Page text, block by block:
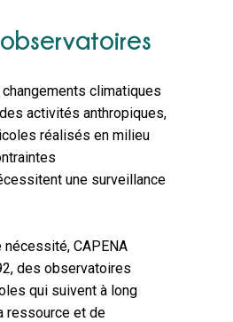
climatiques
activités anthropiques,
réalisés en milieu
une surveillance
CAPENA
des observatoires
qui suivent à long
ressource et de